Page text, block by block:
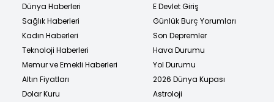
Dünya Haberleri
Sağlık Haberleri
Kadın Haberleri
Teknoloji Haberleri
Memur ve Emekli Haberleri
Altın Fiyatları
Dolar Kuru
E Devlet Giriş
Günlük Burç Yorumları
Son Depremler
Hava Durumu
Yol Durumu
2026 Dünya Kupası
Astroloji